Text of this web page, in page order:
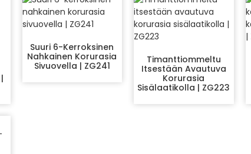
Suuri 6-Kerroksinen
Nahkainen Korurasia
Sivuovella | ZG241
Timanttiommeltu
Itsestään Avautuva
Korurasia
Sisälaatikolla | ZG223